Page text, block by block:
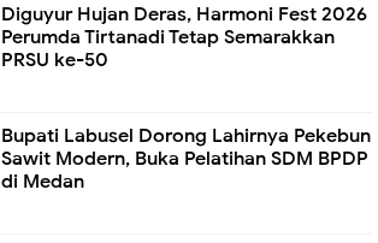
Diguyur Hujan Deras, Harmoni Fest 2026
Perumda Tirtanadi Tetap Semarakkan
PRSU ke-50
Bupati Labusel Dorong Lahirnya Pekebun
Sawit Modern, Buka Pelatihan SDM BPDP
di Medan